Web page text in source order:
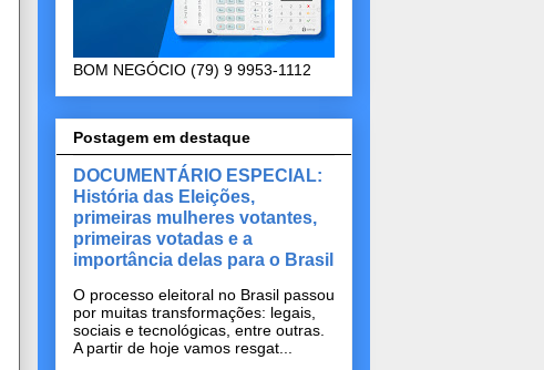
BOM NEGÓCIO (79) 9 9953-1112
Postagem em destaque
DOCUMENTÁRIO ESPECIAL:
História das Eleições,
primeiras mulheres votantes,
primeiras votadas e a
importância delas para o Brasil
O processo eleitoral no Brasil passou
por muitas transformações: legais,
sociais e tecnológicas, entre outras.
A partir de hoje vamos resgat...